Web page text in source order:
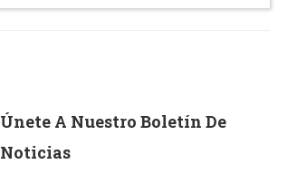
Únete A Nuestro Boletín De
Noticias